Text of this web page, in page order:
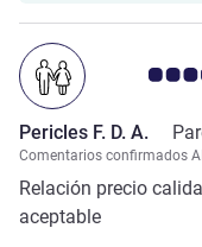
Nota de
Pericles F. D. A.
Comentarios confirmados
Relación precio
aceptable